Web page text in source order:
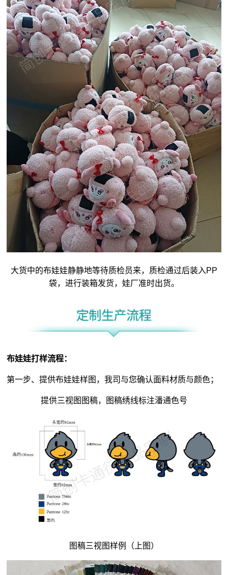
大货中的布娃娃静静地等待质检员来，质检通过后装入PP
袋，进行装箱发货，娃厂准时出货。
布娃娃打样流程：
第一步、提供布娃娃样图，我司与您确认面料材质与颜色；
提供三视图图稿，图稿绣线标注潘通色号
图稿三视图样例（上图）